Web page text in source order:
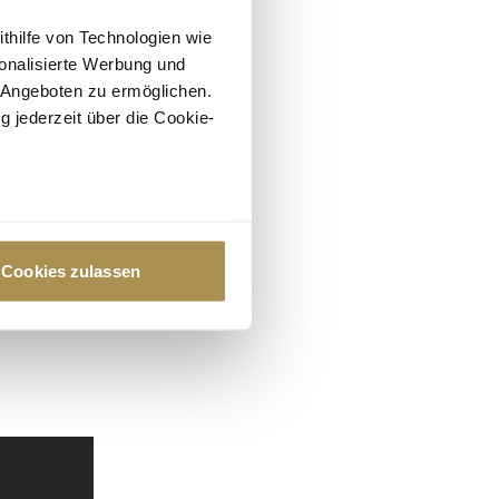
von Technologien wie
Werbung und
zu ermöglichen.
jederzeit über die Cookie-
Präferenzen im
Cookies zulassen